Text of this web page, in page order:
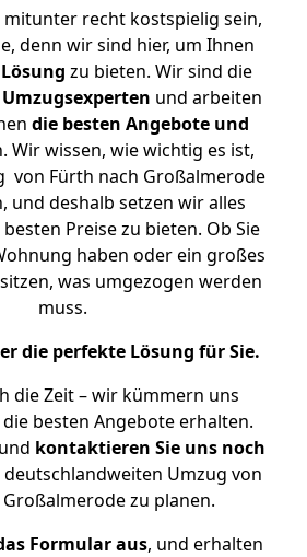
recht kostspielig sein,
denn wir sind hier, um Ihnen
Lösung zu bieten. Wir sind die
und arbeiten
die besten Angebote und
Wir wissen, wie wichtig es ist,
von Fürth nach Großalmerode
und deshalb setzen wir alles
Preise zu bieten. Ob Sie
haben oder ein großes
was umgezogen werden
muss.
die perfekte Lösung für Sie.
die Zeit – wir kümmern uns
besten Angebote erhalten.
kontaktieren Sie uns noch
Umzug von
zu planen.
Formular aus, und erhalten